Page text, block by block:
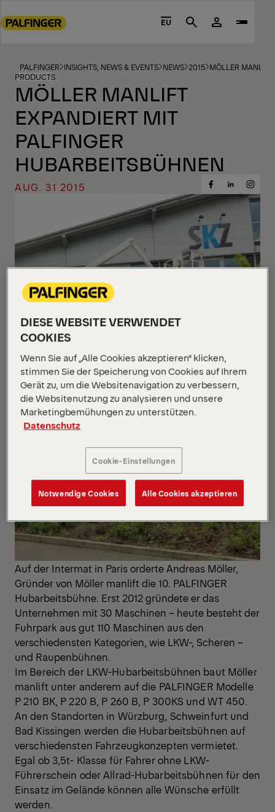
to
footer
content
EU Search
PALFINGER INSIGHTS, NEWS & EVENTS NEWS 2015 MÖLLER MANLIFT
PRODUCTS
MÖLLER MANLIFT
EXPANDIERT MIT
PALFINGER
HUBARBEITSBÜHNEN
AUG. 31 2015
Share
on
Facebook
Share
on
Share
on
Auf der Intermat in Paris orderte Andreas Möller,
Gründer von Möller manlift die 10. PALFINGER
Hubarbeitsbühne. Erst 2012 gründete er das
Unternehmen mit 30 Maschinen – heute besteht der
Fuhrpark aus gut 110 Maschinen aus den
verschiedensten Kategorien, wie LKW-, Scheren –
und Raupenbühnen.
Im Bereich der LKW-Hubarbeitsbühnen baut Möller
manlift unter anderem auf die PALFINGER Modelle
P 210 BK, P 220 B, P 260 B, P 300KS und WT 450.
An den Standorten in Würzburg, Schweinfurt und
Bad Kissingen werden die Hubarbeitsbühnen auf
verschiedensten Fahrzeugkonzepten vermietet.
Egal ob 3,5t- Klasse für Fahrer ohne LKW-
Führerschein oder Allrad-Hubarbeitsbühnen für den
Einsatz im Gelände können alle Wünsche erfüllt
werden.
DIESE WEBSITE VERWENDET
COOKIES
Wenn Sie auf „Alle Cookies akzeptieren“ klicken,
stimmen Sie der Speicherung von Cookies auf Ihrem
Gerät zu, um die Websitenavigation zu verbessern,
die Websitenutzung zu analysieren und unsere
Marketingbemühungen zu unterstützen.
Datenschutz
Cookie-Einstellungen
Notwendige Cookies Alle Cookies akzeptieren